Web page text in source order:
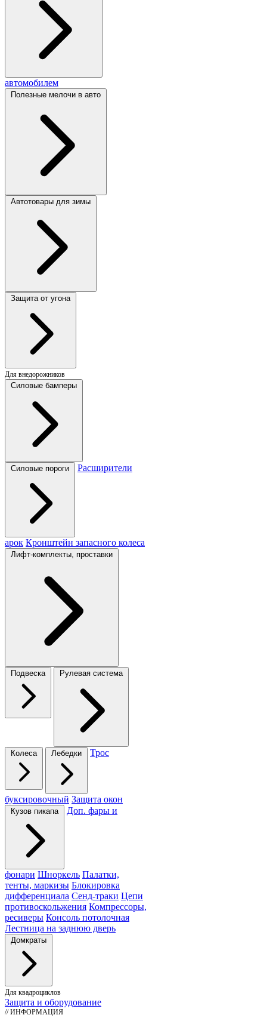
автомобилем
Полезные мелочи в авто
Автотовары для зимы
Защита от угона
Для внедорожников
Силовые бамперы
Силовые пороги Расширители
арок Кронштейн запасного колеса
Лифт-комплекты, проставки
Подвеска Рулевая система
Колеса Лебедки Трос
буксировочный Защита окон
Кузов пикапа Доп. фары и
фонари Шноркель Палатки,
тенты, маркизы Блокировка
дифференциала Сенд-траки Цепи
противоскольжения Компрессоры,
ресиверы Консоль потолочная
Лестница на заднюю дверь
Домкраты
Для квадроциклов
Защита и оборудование
// ИНФОРМАЦИЯ